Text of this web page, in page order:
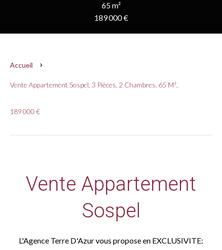
65 m²
189 000 €
Accueil
Vente Appartement Sospel, 3 Pièces, 2 Chambres, 65 M²,
189 000 €
Vente Appartement
Sospel
L'Agence Terre D'Azur vous propose en EXCLUSIVITE: